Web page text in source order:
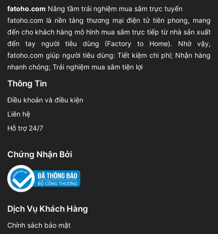
fatoho.com Nâng tầm trải nghiệm mua sắm trực tuyến
fatoho.com là nền tảng thương mại điện tử tiên phong, mang
đến cho khách hàng mô hình mua sắm trực tiếp từ nhà sản xuất
đến tay người tiêu dùng (Factory to Home). Nhờ vậy,
fatoho.com giúp người tiêu dùng: Tiết kiệm chi phí; Nhận hàng
nhanh chóng; Trải nghiệm mua sắm tiện lợi
Thông Tin
Điều khoản và điều kiện
Liên hệ
Hỗ trợ 24/7
Chứng Nhận Bởi
Dịch Vụ Khách Hàng
Chính sách bảo mật